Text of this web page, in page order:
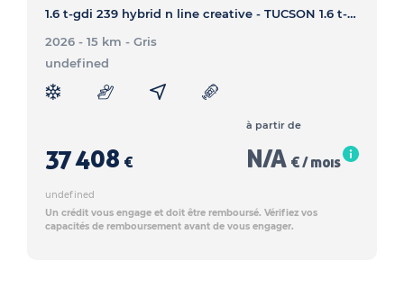
1.6 t-gdi 239 hybrid n line creative - TUCSON 1.6 t-gdi 239 hybrid n line creative
2026 - 15 km - Gris
undefined
37 408 €
à partir de
N/A € / mois
undefined
Un crédit vous engage et doit être remboursé. Vérifiez vos
capacités de remboursement avant de vous engager.